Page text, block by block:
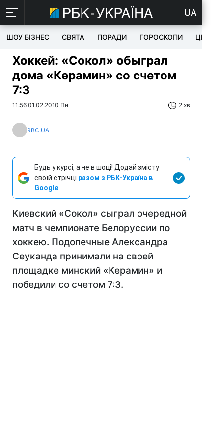
UA
ШОУ БІЗНЕС СВЯТА ПОРАДИ ГОРОСКОПИ ЦІКАВЕ
Хоккей: «Сокол» обыграл
дома «Керамин» со счетом
7:3
11:56 01.02.2010 Пн 2 хв
RBC.UA
Будь у курсі, а не в шоці! Додай змісту
своїй стрічці разом з РБК-Україна в
Google
Киевский «Сокол» сыграл очередной
матч в чемпионате Белоруссии по
хоккею. Подопечные Александра
Сеуканда принимали на своей
площадке минский «Керамин» и
победили со счетом 7:3.